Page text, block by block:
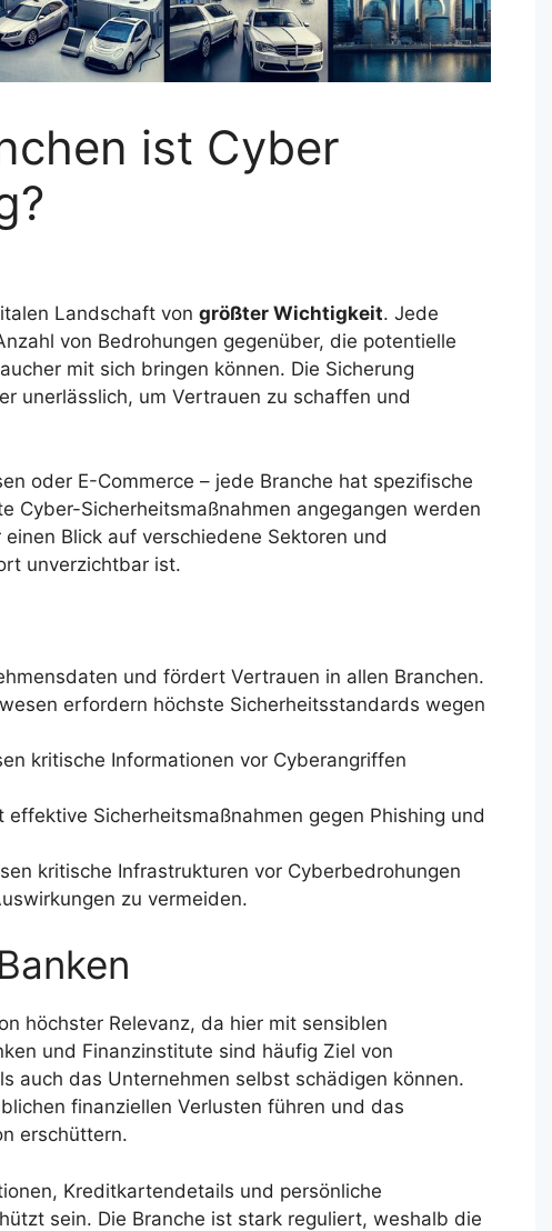
ist Cyber
Landschaft von größter Wichtigkeit. Jede
von Bedrohungen gegenüber, die potentielle
mit sich bringen können. Die Sicherung
unerlässlich, um Vertrauen zu schaffen und
oder E-Commerce – jede Branche hat spezifische
Cyber-Sicherheitsmaßnahmen angegangen werden
Blick auf verschiedene Sektoren und
unverzichtbar ist.
und fördert Vertrauen in allen Branchen.
erfordern höchste Sicherheitsstandards wegen
kritische Informationen vor Cyberangriffen
Sicherheitsmaßnahmen gegen Phishing und
kritische Infrastrukturen vor Cyberbedrohungen
zu vermeiden.
höchster Relevanz, da hier mit sensiblen
und Finanzinstitute sind häufig Ziel von
auch das Unternehmen selbst schädigen können.
finanziellen Verlusten führen und das
erschüttern.
Kreditkartendetails und persönliche
sein. Die Branche ist stark reguliert, weshalb die